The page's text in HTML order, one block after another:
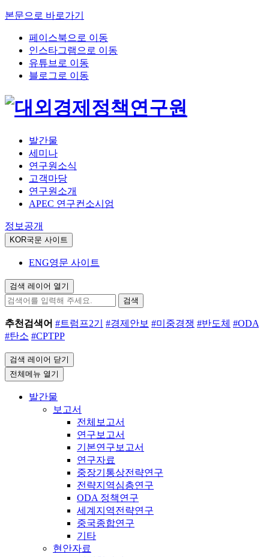
본문으로 바로가기
페이스북으로 이동
인스타그램으로 이동
유튜브로 이동
블로그로 이동
발간물
세미나
연구원소식
고객마당
연구원소개
APEC 연구컨소시엄
정보공개
KOR국문 사이트
ENG영문 사이트
검색 레이어 열기
검색
추천검색어 #트럼프2기 #경제안보 #미중경쟁 #반도체 #ODA
#탄소 #CPTPP
검색 레이어 닫기
전체메뉴 열기
발간물
보고서
전체보고서
연구보고서
기본연구보고서
연구자료
중장기통상전략연구
전략지역심층연구
ODA 정책연구
세계지역전략연구
중국종합연구
기타
현안자료